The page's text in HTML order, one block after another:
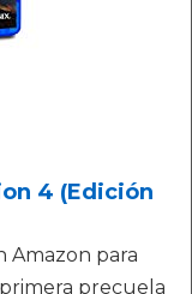
4 (Edición
Amazon para
precuela